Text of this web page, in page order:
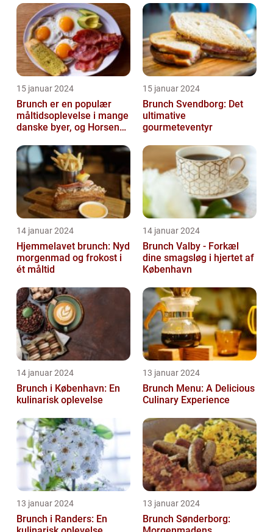
15 januar 2024
Brunch er en populær
måltidsoplevelse i mange
danske byer, og Horsens
15 januar 2024
Brunch Svendborg: Det
ultimative
gourmeteventyr
14 januar 2024
Hjemmelavet brunch: Nyd
morgenmad og frokost i
ét måltid
14 januar 2024
Brunch Valby - Forkæl
dine smagsløg i hjertet af
København
14 januar 2024
Brunch i København: En
kulinarisk oplevelse
13 januar 2024
Brunch Menu: A Delicious
Culinary Experience
13 januar 2024
Brunch i Randers: En
13 januar 2024
Brunch Sønderborg: